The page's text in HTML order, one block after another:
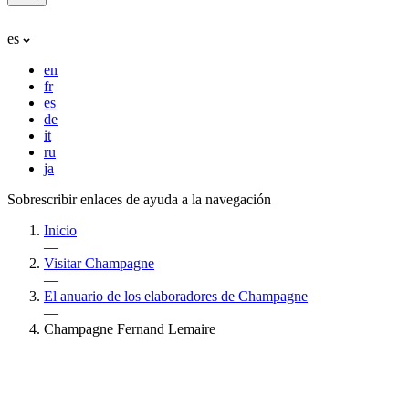
es
en
fr
es
de
it
ru
ja
Sobrescribir enlaces de ayuda a la navegación
Inicio
—
Visitar Champagne
—
El anuario de los elaboradores de Champagne
—
Champagne Fernand Lemaire